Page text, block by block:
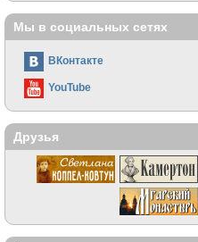
Мы в социальных сетях
ВКонтакте
YouTube
Друзья